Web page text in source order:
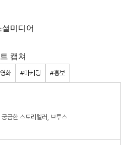
미디어
캡쳐
화 #마케팅 #홍보
금한 스토리텔러, 브루스